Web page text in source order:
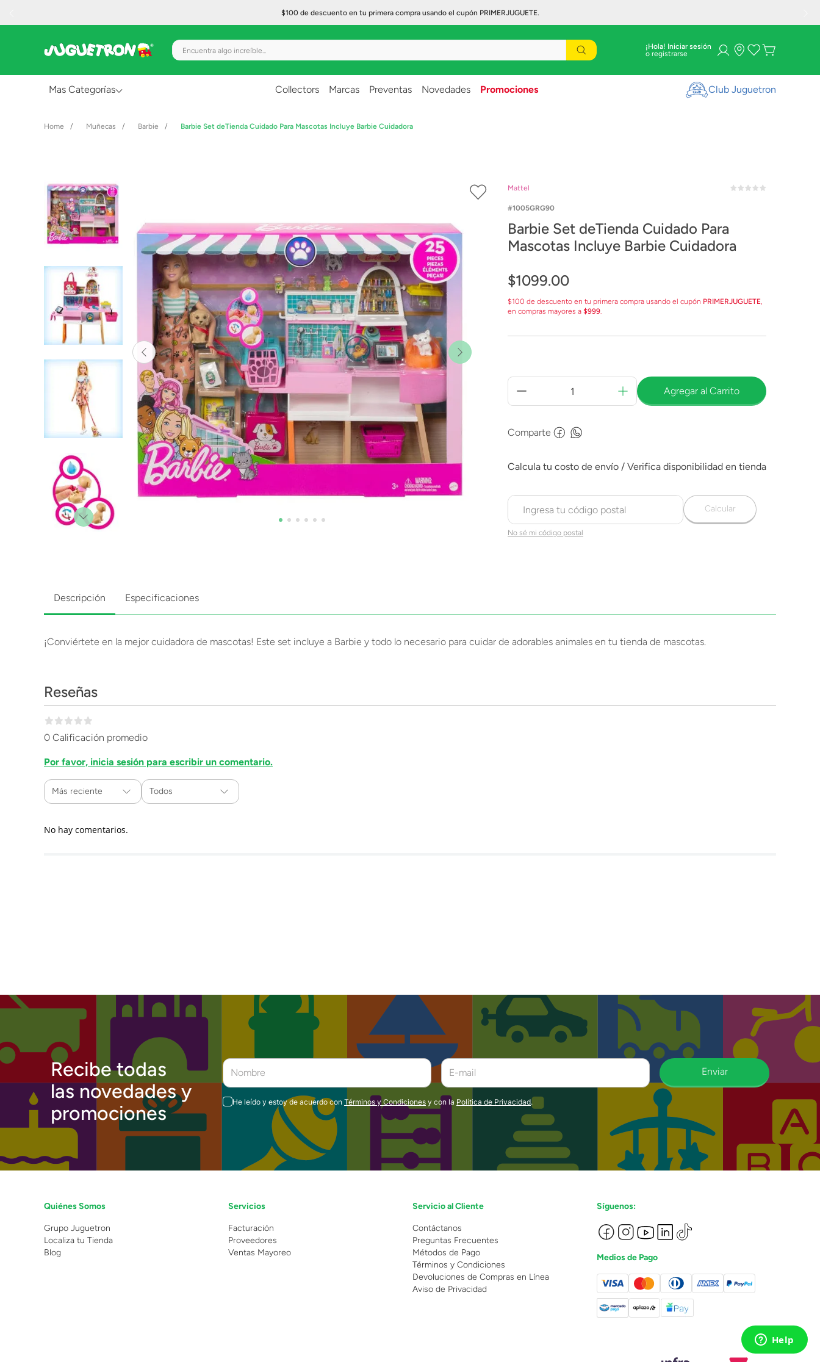
$100 de descuento en tu primera compra usando el cupón PRIMERJUGUETE.
Encuentra algo increíble... ¡Hola! Iniciar sesión
Mas Categorías
Creatividad y Arte
Figuras de Acción
Gadgets y Electrónicos
Lanzadores
Muñecas
Construcción
Peluches
Vehículos y Pistas
Collectors Marcas Preventas Novedades Promociones Club Juguetron
Muñecas Barbie Barbie Set deTienda Cuidado Para Mascotas Incluye Barbie Cuidadora
Mattel
1005GRG90
Barbie Set deTienda Cuidado Para
Mascotas Incluye Barbie Cuidadora
$1099.00
$100 de descuento en tu primera compra usando el cupón PRIMERJUGUETE,
en compras mayores a $999.
Agregar al Carrito
Comparte
No sé mi código postal
Calcular
Descripción Especificaciones
¡Conviértete en la mejor cuidadora de mascotas! Este set incluye a Barbie y todo lo necesario para cuidar de adorables animales en tu tienda de mascotas.
Reseñas
0 Calificación promedio
Por favor, inicia sesión para escribir un comentario.
Más reciente Todos
No hay comentarios.
Recibe todas
las novedades y
promociones
Enviar
He leído y estoy de acuerdo con Términos y Condiciones y con la Política de Privacidad.
Quiénes Somos
Grupo Juguetron
Localiza tu Tienda
Blog
Servicios
Facturación
Proveedores
Ventas Mayoreo
Servicio al Cliente
Contáctanos
Preguntas Frecuentes
Métodos de Pago
Términos y Condiciones
Devoluciones de Compras en Línea
Aviso de Privacidad
Síguenos:
Medios de Pago